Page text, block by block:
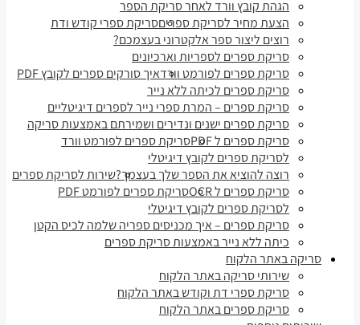
הגהת קובץ וורד לאחר סריקת הספר
הצעת מחיר לסריקת ספריםסריקת ספרי קודש ודת
רוצים ליצור ספר אלקטרוני בעצמכם?
סריקת ספרים לספריות וארכיונים
סריקת ספרים לפורמט וורדאיך סורקים ספרים לקובץ PDF
סריקת ספרים לכיתה ללא נייר
סריקת ספרים – המרת ספרי נייר לספרים דיגיטליים
סריקת ספרים ישנים ונדירים ושמירתם באמצעות סריקה
סריקת ספרים ל PDF
סריקת ספרים לפורמט וורד
לסריקת ספרים לקובץ דיגיטלי
רוצה להוציא את הספר שלך בעצמך?שירות לסריקת ספרים
סריקת ספרים ל OCR
סריקת ספרים לפורמט PDF
לסריקת ספרים לקובץ דיגיטלי
סריקת ספרים – איך מכניסים ספריה שלמה לכיס הקטן
כיתה ללא נייר באמצעות סריקת ספרים
סריקה באתר הלקוח
שירותי סריקה באתר הלקוח
סריקת ספרי דת וקודש באתר הלקוח
סריקת ספרים באתר הלקוח